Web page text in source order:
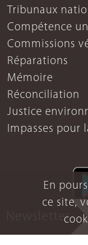
En
ce site,
Tribunaux
Compétence
Commissions
Réparations
Mémoire
Réconciliation
Justice
Impasses pour
Newsletter